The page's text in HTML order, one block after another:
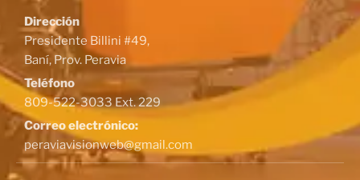
Dirección
Presidente Billini #49,
Baní, Prov. Peravia
Teléfono
809-522-3033 Ext. 229
Correo electrónico:
peraviavisionweb@gmail.com